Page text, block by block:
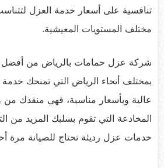
تنافسية على أسعار خدمة العزل
مختلف المستويات المعيشية.
شركة عزل حمامات بالرياض من
بمختلف أنحاء الرياض التي تمنحك
عالية وبأسعار مناسبة، فهي منقذك
المخادعة التي تقوم بسلبك المزيد من
خدمات عزل رديئة تحتاج للصيانة مرة